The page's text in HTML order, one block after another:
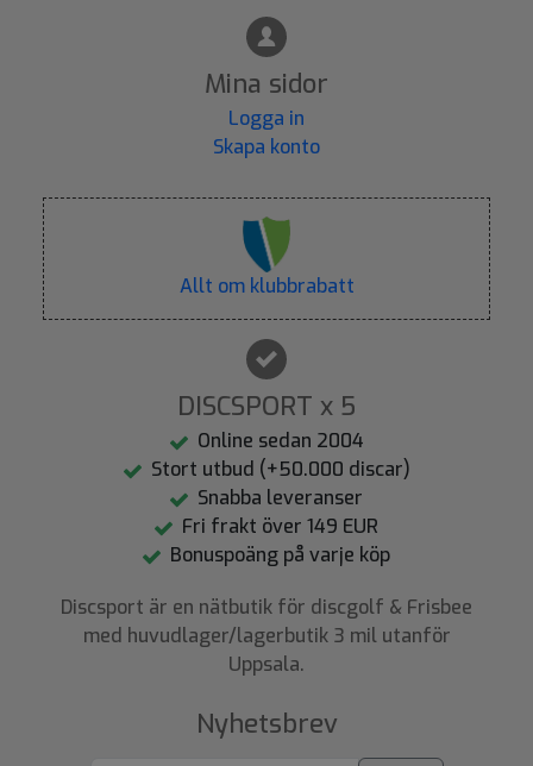
Mina sidor
Logga in
Skapa konto
Allt om klubbrabatt
DISCSPORT x 5
Online sedan 2004
Stort utbud (+50.000 discar)
Snabba leveranser
Fri frakt över 149 EUR
Bonuspoäng på varje köp
Discsport är en nätbutik för discgolf & Frisbee
med huvudlager/lagerbutik 3 mil utanför
Uppsala.
Nyhetsbrev